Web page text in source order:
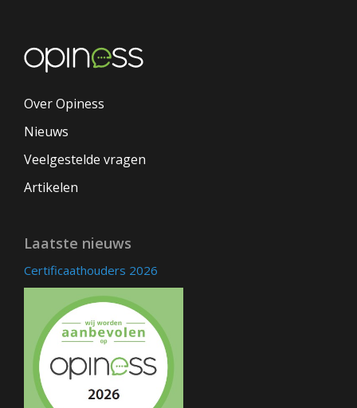
Over Opiness
Nieuws
Veelgestelde vragen
Artikelen
Laatste nieuws
Certificaathouders 2026